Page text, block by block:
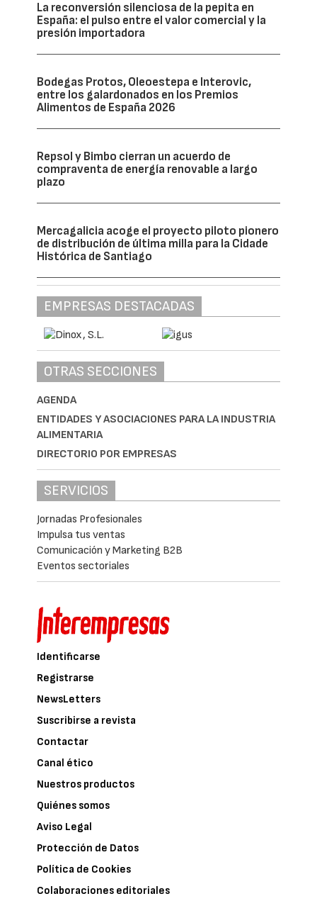
La reconversión silenciosa de la pepita en
España: el pulso entre el valor comercial y la
presión importadora
Bodegas Protos, Oleoestepa e Interovic,
entre los galardonados en los Premios
Alimentos de España 2026
Repsol y Bimbo cierran un acuerdo de
compraventa de energía renovable a largo
plazo
Mercagalicia acoge el proyecto piloto pionero
de distribución de última milla para la Cidade
Histórica de Santiago
EMPRESAS DESTACADAS
OTRAS SECCIONES
AGENDA
ENTIDADES Y ASOCIACIONES PARA LA INDUSTRIA
ALIMENTARIA
DIRECTORIO POR EMPRESAS
SERVICIOS
Jornadas Profesionales
Impulsa tus ventas
Comunicación y Marketing B2B
Eventos sectoriales
Identificarse
Registrarse
NewsLetters
Suscribirse a revista
Contactar
Canal ético
Nuestros productos
Quiénes somos
Aviso Legal
Protección de Datos
Política de Cookies
Colaboraciones editoriales